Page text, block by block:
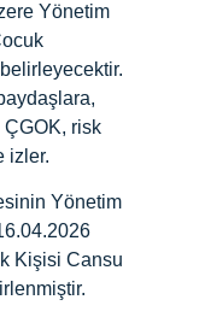
Yönetim
risk
izler.
Kişisi Cansu